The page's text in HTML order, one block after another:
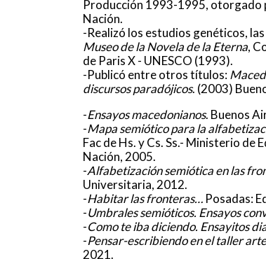
Producción 1993-1995, otorgado
Nación.
-Realizó los estudios genéticos,
Museo de la Novela de la Eterna,
de Paris X - UNESCO (1993).
-Publicó entre otros títulos:
discursos paradójicos. (2003)
-Ensayos macedonianos. Buenos
-Mapa semiótico para la
Fac de Hs. y Cs. Ss.- Ministerio de
Nación, 2005.
-Alfabetización semiótica en las
Universitaria, 2012.
-Habitar las fronteras… Posadas:
-Umbrales semióticos. Ensayos
-Como te iba diciendo. Ensayitos
-Pensar-escribiendo en el taller
2021.